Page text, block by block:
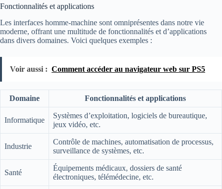
Fonctionnalités et applications
Les interfaces homme-machine sont omniprésentes dans notre vie
moderne, offrant une multitude de fonctionnalités et d’applications
dans divers domaines. Voici quelques exemples :
Voir aussi : Comment accéder au navigateur web sur PS5
Domaine Fonctionnalités et applications
Informatique
Systèmes d’exploitation, logiciels de bureautique,
jeux vidéo, etc.
Industrie
Contrôle de machines, automatisation de processus,
surveillance de systèmes, etc.
Santé
Équipements médicaux, dossiers de santé
électroniques, télémédecine, etc.